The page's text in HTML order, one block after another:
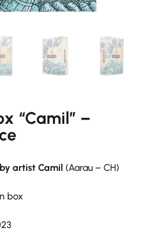
“Camil” –
artist Camil (Aarau – CH)
box